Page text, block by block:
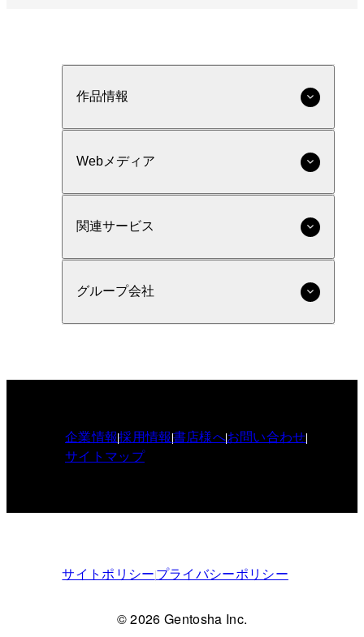
作品情報
Webメディア
関連サービス
グループ会社
企業情報採用情報書店様へお問い合わせ
サイトマップ
サイトポリシープライバシーポリシー
© 2026 Gentosha Inc.